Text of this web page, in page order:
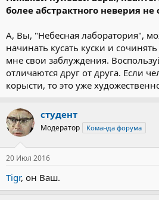
более абстрактного неверия не
А, Вы, "Небесная лаборатория",
начинать кусать куски и
мне свои заблуждения.
отличаются друг от друга. Если
корысти, то это уже
студент
Модератор Команда форума
20 Июл 2016
Tigr, он Ваш.